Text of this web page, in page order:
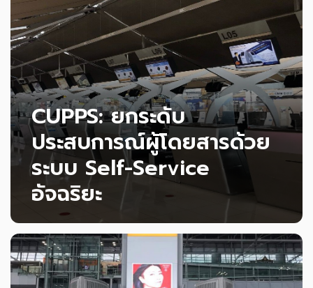
อ่านเพิ่มเติม
CUPPS: ยกระดับ
ประสบการณ์ผู้โดยสารด้วย
ระบบ Self-Service
อัจฉริยะ
ระบบ CUPPS ยกระดับการเดินทางด้วยบริการ Self-
Service ตั้งแต่เช็กอิน โหลดกระเป๋า ไปจนถึงการขึ้น
เครื่อง ช่วยลดความหนาแน่น และทำให้ผู้โดยสารเดิน